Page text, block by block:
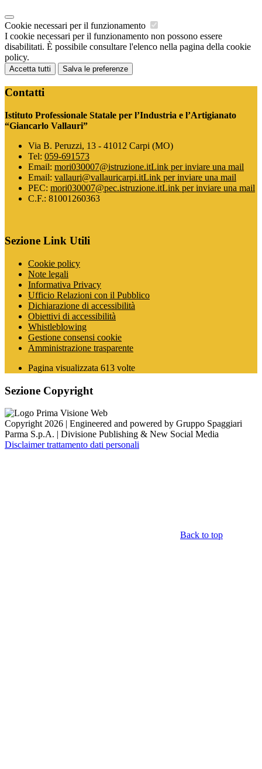
Cookie necessari per il funzionamento
I cookie necessari per il funzionamento non possono essere
disabilitati. È possibile consultare l'elenco nella pagina della cookie
policy.
Accetta tutti Salva le preferenze
Contatti
Istituto Professionale Statale per l’Industria e l’Artigianato
“Giancarlo Vallauri”
Via B. Peruzzi, 13 - 41012 Carpi (MO)
Tel: 059-691573
Email: mori030007@istruzione.itLink per inviare una mail
Email: vallauri@vallauricarpi.itLink per inviare una mail
PEC: mori030007@pec.istruzione.itLink per inviare una mail
C.F.: 81001260363
Sezione Link Utili
Cookie policy
Note legali
Informativa Privacy
Ufficio Relazioni con il Pubblico
Dichiarazione di accessibilità
Obiettivi di accessibilità
Whistleblowing
Gestione consensi cookie
Amministrazione trasparente
Pagina visualizzata 613 volte
Sezione Copyright
Copyright 2026 | Engineered and powered by Gruppo Spaggiari
Parma S.p.A. | Divisione Publishing & New Social Media
Disclaimer trattamento dati personali
Back to top